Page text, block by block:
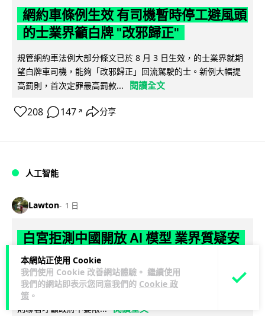
本網站正使用 Cookie
我們使用 Cookie 改善網站體驗。 繼續使用
我們的網站即表示您同意我們的 Cookie 政
策 。
網約車條例生效 有司機暫時停工避風頭
的士業界籲白牌 "改邪歸正"
規管網約車法例大部分條文已於 8 月 3 日生效，的士業界就期
望白牌車司機，能夠「改邪歸正」回流駕駛的士。新例大幅提
高罰則，首次定罪最高罰款...
閱讀全文
208 147 ↗ 分享
人工智能
Lawton 1 日
白宮拒測中國開放 AI 模型 業界質疑安
全框架選擇性執行
彭博社報道，白宮通知美國頂尖 AI 公司，中國開發的開放權重
模型將不納入特朗普政府新 AI 安全框架的測試範圍。美國業界
則聯署呼籲政府不要限... 閱讀全文